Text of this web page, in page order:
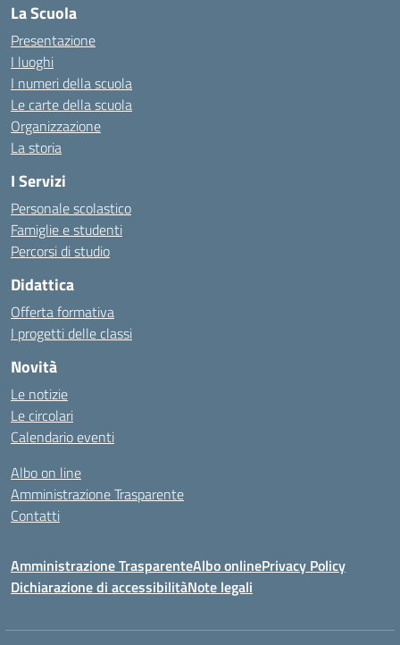
La Scuola
Presentazione
I luoghi
I numeri della scuola
Le carte della scuola
Organizzazione
La storia
I Servizi
Personale scolastico
Famiglie e studenti
Percorsi di studio
Didattica
Offerta formativa
I progetti delle classi
Novità
Le notizie
Le circolari
Calendario eventi
Albo on line
Amministrazione Trasparente
Contatti
Amministrazione TrasparenteAlbo onlinePrivacy Policy
Dichiarazione di accessibilitàNote legali